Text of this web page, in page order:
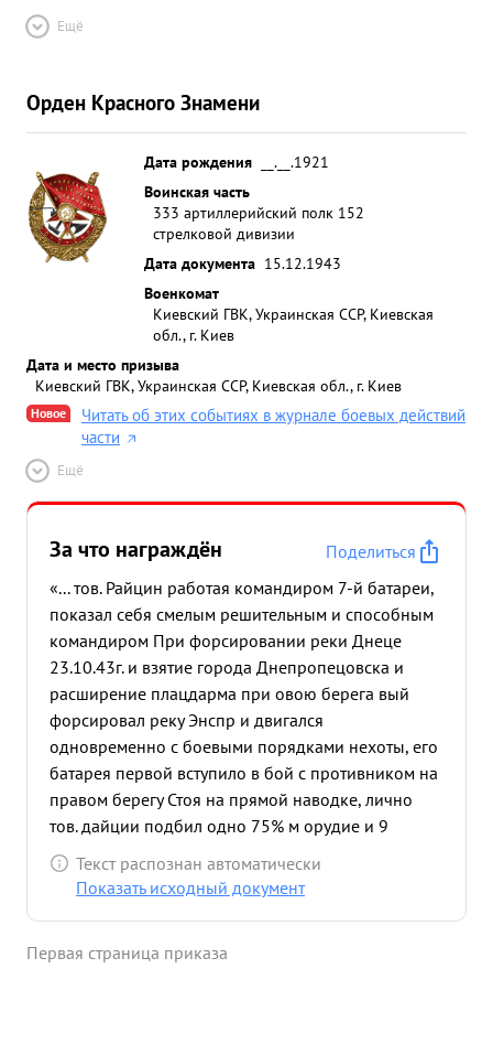
Ещё
Орден Красного Знамени
Дата рождения
__.__.1921
Воинская часть
333 артиллерийский полк 152
стрелковой дивизии
Дата документа 15.12.1943
Военкомат
Киевский ГВК, Украинская ССР, Киевская
обл., г. Киев
Дата и место призыва
Киевский ГВК, Украинская ССР, Киевская обл., г. Киев
Новое
Читать об этих событиях в журнале боевых действий
части
Ещё
За что награждён
Поделиться
«... тов. Райцин работая командиром 7-й батареи,
показал себя смелым решительным и способным
командиром При форсировании реки Днеце
23.10.43г. и взятие города Днепропецовска и
расширение плацдарма при овою берега вый
форсировал реку Энспр и двигался
одновременно с боевыми порядками нехоты, его
батарея первой вступило в бой с противником на
правом берегу Стоя на прямой наводке, лично
тов. дайции подбил одно 75% м орудие и 9
пулемат. ных точек уничтожил. Кроме того немцы
с услый выбыть с узкой полосы и утопит в Днепре,
огнем своей батаре отбил (контротако
Текст распознан автоматически
Показать исходный документ
Первая страница приказа